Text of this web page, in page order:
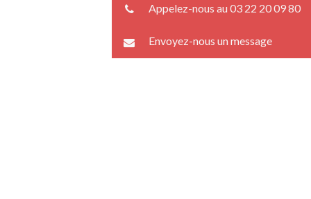
Appelez-nous au 03 22 20 09 80
Envoyez-nous un message